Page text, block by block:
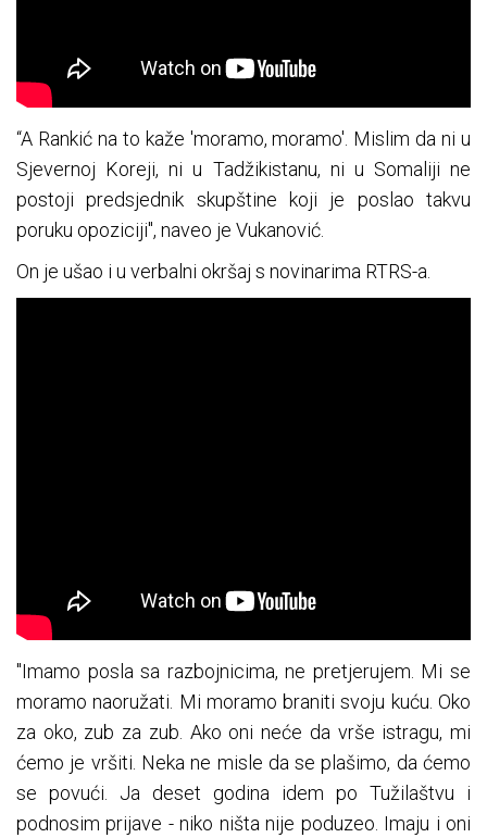
“A Rankić na to kaže 'moramo, moramo'. Mislim da ni u
Sjevernoj Koreji, ni u Tadžikistanu, ni u Somaliji ne
postoji predsjednik skupštine koji je poslao takvu
poruku opoziciji", naveo je Vukanović.
On je ušao i u verbalni okršaj s novinarima RTRS-a.
"Imamo posla sa razbojnicima, ne pretjerujem. Mi se
moramo naoružati. Mi moramo braniti svoju kuću. Oko
za oko, zub za zub. Ako oni neće da vrše istragu, mi
ćemo je vršiti. Neka ne misle da se plašimo, da ćemo
se povući. Ja deset godina idem po Tužilaštvu i
podnosim prijave - niko ništa nije poduzeo. Imaju i oni